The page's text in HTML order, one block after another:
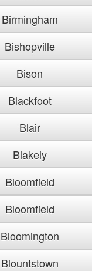
Birmingham
Bishopville
Bison
Blackfoot
Blair
Blakely
Bloomfield
Bloomfield
Bloomington
Blountstown